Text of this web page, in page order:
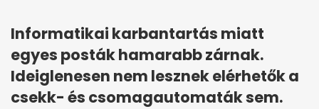
Informatikai karbantartás miatt
egyes posták hamarabb zárnak.
Ideiglenesen nem lesznek elérhetők a
csekk- és csomagautomaták sem.